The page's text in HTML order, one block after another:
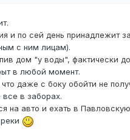
и по сей день принадлежит
с ним лицам).
дом "у воды", фактически
в любой момент.
даже с боку обойти не
в заборах.
на авто и ехать в